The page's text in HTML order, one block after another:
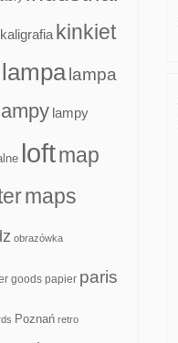
kaligrafia kinkiet
lampa lampa
lampy
loftmap
maps
obrazówka
goods papier paris
Poznań retro